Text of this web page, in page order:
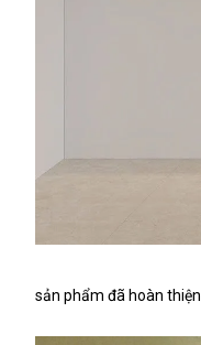
sản phẩm đã hoàn thiện